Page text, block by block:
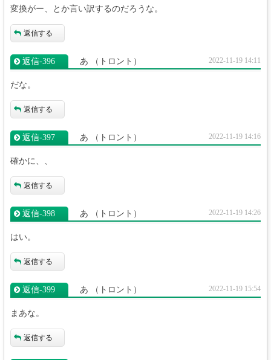
変換がー、とか言い訳するのだろうな。
返信する
返信‐396 あ （トロント） 2022-11-19 14:11
だな。
返信する
返信‐397 あ （トロント） 2022-11-19 14:16
確かに、、
返信する
返信‐398 あ （トロント） 2022-11-19 14:26
はい。
返信する
返信‐399 あ （トロント） 2022-11-19 15:54
まあな。
返信する